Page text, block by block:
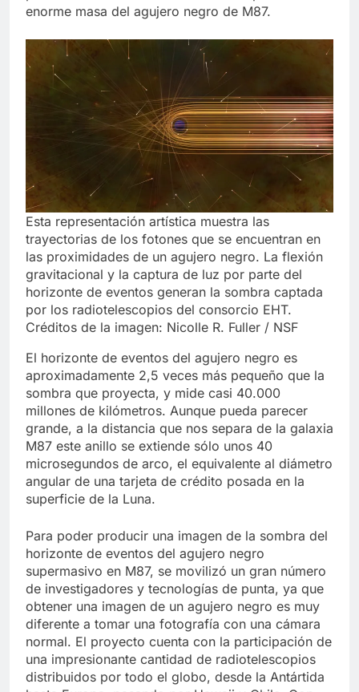
enorme masa del agujero negro de M87.
Esta representación artística muestra las
trayectorias de los fotones que se encuentran en
las proximidades de un agujero negro. La flexión
gravitacional y la captura de luz por parte del
horizonte de eventos generan la sombra captada
por los radiotelescopios del consorcio EHT.
Créditos de la imagen: Nicolle R. Fuller / NSF
El horizonte de eventos del agujero negro es
aproximadamente 2,5 veces más pequeño que la
sombra que proyecta, y mide casi 40.000
millones de kilómetros. Aunque pueda parecer
grande, a la distancia que nos separa de la galaxia
M87 este anillo se extiende sólo unos 40
microsegundos de arco, el equivalente al diámetro
angular de una tarjeta de crédito posada en la
superficie de la Luna.
Para poder producir una imagen de la sombra del
horizonte de eventos del agujero negro
supermasivo en M87, se movilizó un gran número
de investigadores y tecnologías de punta, ya que
obtener una imagen de un agujero negro es muy
diferente a tomar una fotografía con una cámara
normal. El proyecto cuenta con la participación de
una impresionante cantidad de radiotelescopios
distribuidos por todo el globo, desde la Antártida